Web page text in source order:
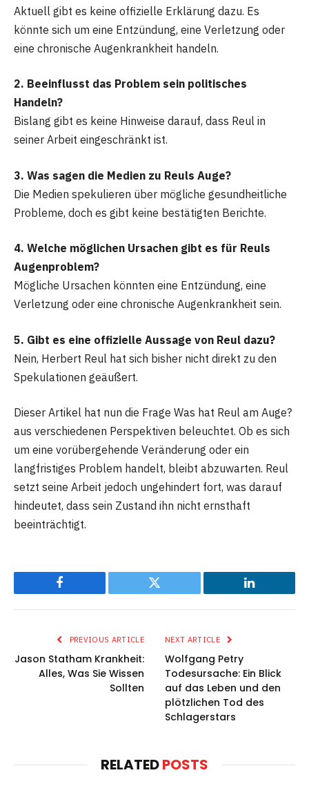
Aktuell gibt es keine offizielle Erklärung dazu. Es
könnte sich um eine Entzündung, eine Verletzung oder
eine chronische Augenkrankheit handeln.
2. Beeinflusst das Problem sein politisches
Handeln?
Bislang gibt es keine Hinweise darauf, dass Reul in
seiner Arbeit eingeschränkt ist.
3. Was sagen die Medien zu Reuls Auge?
Die Medien spekulieren über mögliche gesundheitliche
Probleme, doch es gibt keine bestätigten Berichte.
4. Welche möglichen Ursachen gibt es für Reuls
Augenproblem?
Mögliche Ursachen könnten eine Entzündung, eine
Verletzung oder eine chronische Augenkrankheit sein.
5. Gibt es eine offizielle Aussage von Reul dazu?
Nein, Herbert Reul hat sich bisher nicht direkt zu den
Spekulationen geäußert.
Dieser Artikel hat nun die Frage Was hat Reul am Auge?
aus verschiedenen Perspektiven beleuchtet. Ob es sich
um eine vorübergehende Veränderung oder ein
langfristiges Problem handelt, bleibt abzuwarten. Reul
setzt seine Arbeit jedoch ungehindert fort, was darauf
hindeutet, dass sein Zustand ihn nicht ernsthaft
beeinträchtigt.
Facebook Twitter LinkedIn
PREVIOUS ARTICLE
Jason Statham Krankheit:
Alles, Was Sie Wissen
Sollten
NEXT ARTICLE
Wolfgang Petry
Todesursache: Ein Blick
auf das Leben und den
plötzlichen Tod des
Schlagerstars
RELATEDPOSTS